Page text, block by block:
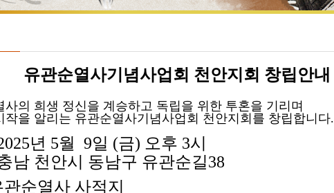
유관순열사기념사업회 천안지회 창립안내
희생 정신을 계승하고 독립을 위한 투혼을 기리며
알리는 유관순열사기념사업회 천안지회를 창립합니다.
년 5월 9일 (금) 오후 3시
천안시 동남구 유관순길38
관순열사 사적지